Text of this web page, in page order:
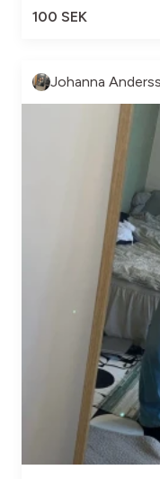
100 SEK
Johanna